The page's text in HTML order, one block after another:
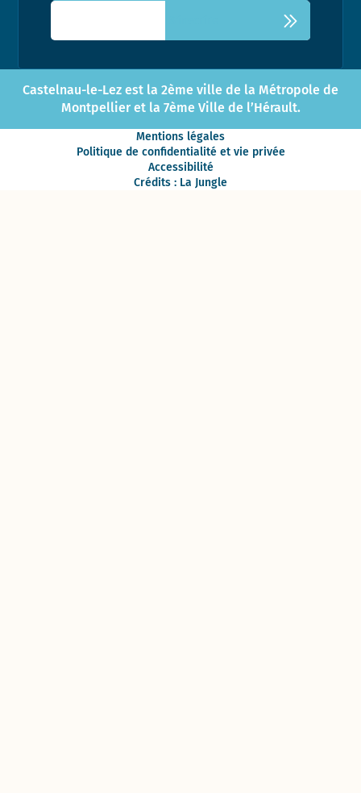
Castelnau-le-Lez est la 2ème ville de la Métropole de
Montpellier et la 7ème Ville de l’Hérault.
Mentions légales
Politique de confidentialité et vie privée
Accessibilité
Crédits : La Jungle